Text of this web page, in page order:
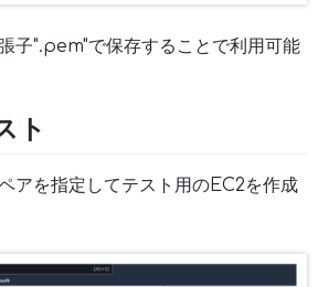
子".pem"で保存することで利用可能
ト
アを指定してテスト用のEC2を作成